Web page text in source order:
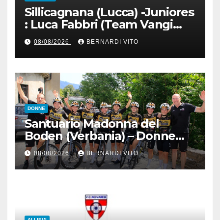
Sillicagnana (Lucca) -Juniores
: Luca Fabbri (Team Vangi
Tommasini) vince il “Gran
Premio Garfagnana –
Memorial Gino Bartali”
08/08/2026 BERNARDI VITO
DONNE
Santuario Madonna del
Boden (Verbania) – Donne
Juniores : Matilde Rossignoli
(Bft Burzoni-Vo2 Team Pink)
in solitaria nel 7° Trofeo
08/08/2026 BERNARDI VITO